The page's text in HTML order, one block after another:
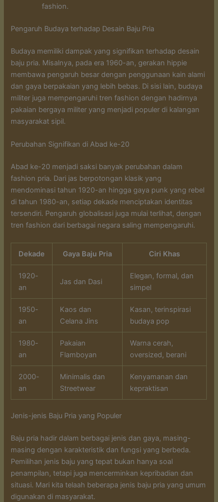
fashion.
Pengaruh Budaya terhadap Desain Baju Pria
Budaya memiliki dampak yang signifikan terhadap desain
baju pria. Misalnya, pada era 1960-an, gerakan hippie
membawa pengaruh besar dengan penggunaan kain alami
dan gaya berpakaian yang lebih bebas. Di sisi lain, budaya
militer juga mempengaruhi tren fashion dengan hadirnya
pakaian bergaya militer yang menjadi populer di kalangan
masyarakat sipil.
Perubahan Signifikan di Abad ke-20
Abad ke-20 menjadi saksi banyak perubahan dalam
fashion pria. Dari jas berpotongan klasik yang
mendominasi tahun 1920-an hingga gaya punk yang rebel
di tahun 1980-an, setiap dekade menciptakan identitas
tersendiri. Pengaruh globalisasi juga mulai terlihat, dengan
tren fashion dari berbagai negara saling mempengaruhi.
Dekade Gaya Baju Pria Ciri Khas
1920-
an
Jas dan Dasi
Elegan, formal, dan
simpel
1950-
an
Kaos dan
Celana Jins
Kasan, terinspirasi
budaya pop
1980-
an
Pakaian
Flamboyan
Warna cerah,
oversized, berani
2000-
an
Minimalis dan
Streetwear
Kenyamanan dan
kepraktisan
Jenis-jenis Baju Pria yang Populer
Baju pria hadir dalam berbagai jenis dan gaya, masing-
masing dengan karakteristik dan fungsi yang berbeda.
Pemilihan jenis baju yang tepat bukan hanya soal
penampilan, tetapi juga mencerminkan kepribadian dan
situasi. Mari kita telaah beberapa jenis baju pria yang umum
digunakan di masyarakat.